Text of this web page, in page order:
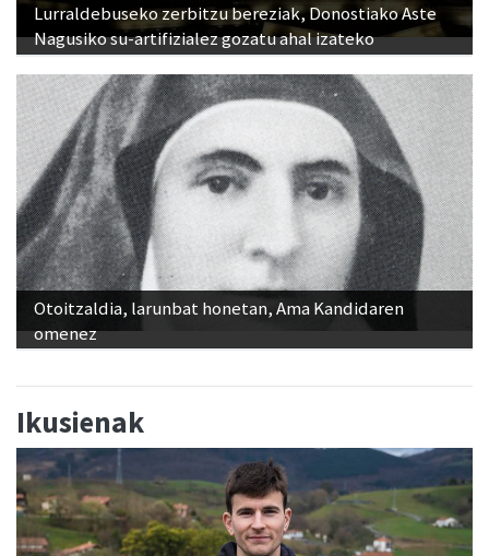
Lurraldebuseko zerbitzu bereziak, Donostiako Aste
Nagusiko su-artifizialez gozatu ahal izateko
Otoitzaldia, larunbat honetan, Ama Kandidaren
omenez
Ikusienak